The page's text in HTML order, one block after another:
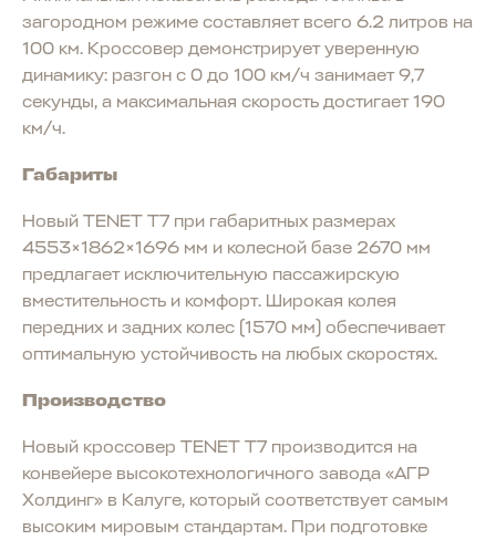
загородном режиме составляет всего 6.2 литров на
100 км. Кроссовер демонстрирует уверенную
динамику: разгон с 0 до 100 км/ч занимает 9,7
секунды, а максимальная скорость достигает 190
км/ч.
Габариты
Новый TENET T7 при габаритных размерах
4553×1862×1696 мм и колесной базе 2670 мм
предлагает исключительную пассажирскую
вместительность и комфорт. Широкая колея
передних и задних колес (1570 мм) обеспечивает
оптимальную устойчивость на любых скоростях.
Производство
Новый кроссовер TENET T7 производится на
конвейере высокотехнологичного завода «АГР
Холдинг» в Калуге, который соответствует самым
высоким мировым стандартам. При подготовке